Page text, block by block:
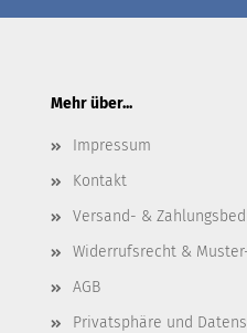
Mehr über...
Impressum
Kontakt
Versand- &
Widerrufsrecht &
AGB
Privatsphäre und